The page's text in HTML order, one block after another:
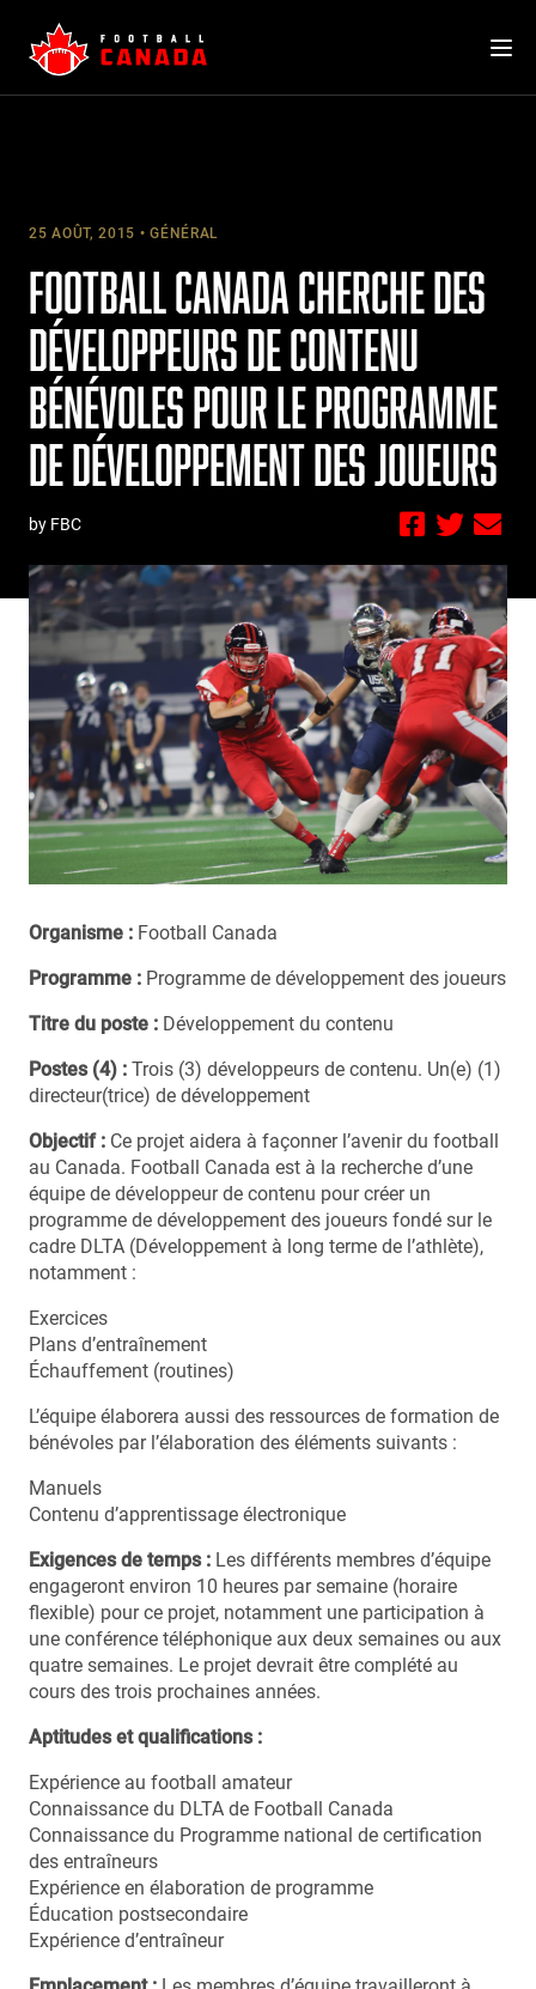
content
25 AOÛT, 2015 GÉNÉRAL
FOOTBALL CANADA CHERCHE DES
DÉVELOPPEURS DE CONTENU
BÉNÉVOLES POUR LE PROGRAMME
DE DÉVELOPPEMENT DES JOUEURS
by FBC
Organisme : Football Canada
Programme : Programme de développement des joueurs
Titre du poste : Développement du contenu
Postes (4) : Trois (3) développeurs de contenu. Un(e) (1)
directeur(trice) de développement
Objectif : Ce projet aidera à façonner l’avenir du football
au Canada. Football Canada est à la recherche d’une
équipe de développeur de contenu pour créer un
programme de développement des joueurs fondé sur le
cadre DLTA (Développement à long terme de l’athlète),
notamment :
Exercices
Plans d’entraînement
Échauffement (routines)
L’équipe élaborera aussi des ressources de formation de
bénévoles par l’élaboration des éléments suivants :
Manuels
Contenu d’apprentissage électronique
Exigences de temps : Les différents membres d’équipe
engageront environ 10 heures par semaine (horaire
flexible) pour ce projet, notamment une participation à
une conférence téléphonique aux deux semaines ou aux
quatre semaines. Le projet devrait être complété au
cours des trois prochaines années.
Aptitudes et qualifications :
Expérience au football amateur
Connaissance du DLTA de Football Canada
Connaissance du Programme national de certification
des entraîneurs
Expérience en élaboration de programme
Éducation postsecondaire
Expérience d’entraîneur